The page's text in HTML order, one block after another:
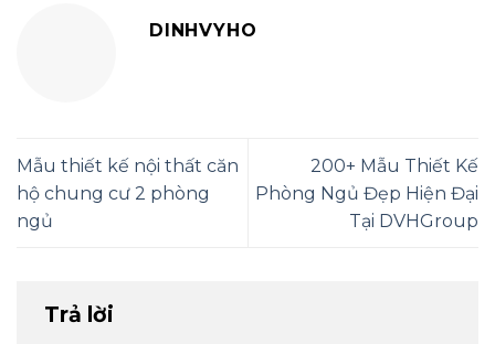
DINHVYHO
Mẫu thiết kế nội thất căn
hộ chung cư 2 phòng
ngủ
200+ Mẫu Thiết Kế
Phòng Ngủ Đẹp Hiện Đại
Tại DVHGroup
Trả lời